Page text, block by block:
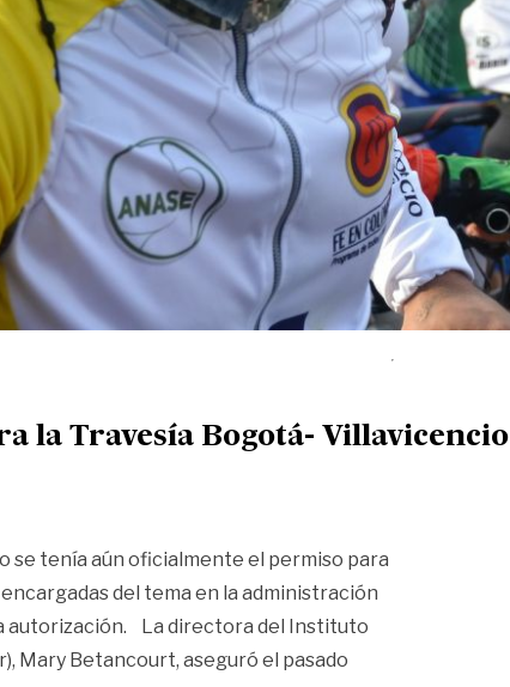
la Travesía Bogotá- Villavicencio
se tenía aún oficialmente el permiso para
del tema en la administración
autorización. La directora del Instituto
Mary Betancourt, aseguró el pasado